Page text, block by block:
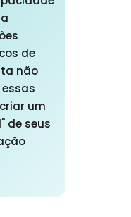
de
não
um
de seus